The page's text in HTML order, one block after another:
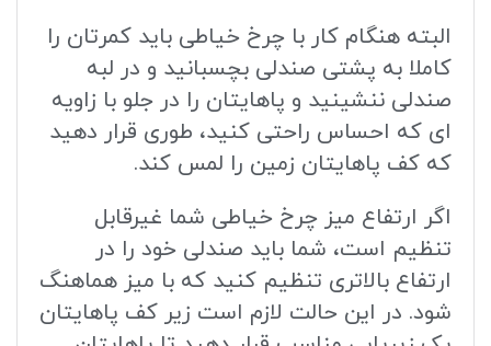
البته هنگام کار با چرخ خیاطی باید کمرتان را
کاملا به پشتی صندلی بچسبانید و در لبه
صندلی ننشینید و پاهایتان را در جلو با زاویه
ای که احساس راحتی کنید، طوری قرار دهید
که کف پاهایتان زمین را لمس کند.
اگر ارتفاع میز چرخ خیاطی شما غیرقابل
تنظیم است، شما باید صندلی خود را در
ارتفاع بالاتری تنظیم کنید که با میز هماهنگ
شود. در این حالت لازم است زیر کف پاهایتان